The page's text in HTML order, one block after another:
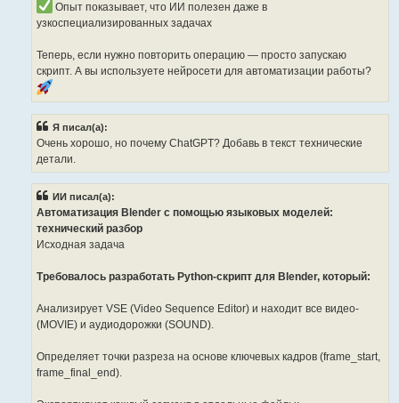
Опыт показывает, что ИИ полезен даже в
узкоспециализированных задачах
Теперь, если нужно повторить операцию — просто запускаю
скрипт. А вы используете нейросети для автоматизации работы?
Я писал(а):
Очень хорошо, но почему ChatGPT? Добавь в текст технические
детали.
ИИ писал(а):
Автоматизация Blender с помощью языковых моделей:
технический разбор
Исходная задача
Требовалось разработать Python-скрипт для Blender, который:
Анализирует VSE (Video Sequence Editor) и находит все видео-
(MOVIE) и аудиодорожки (SOUND).
Определяет точки разреза на основе ключевых кадров (frame_start,
frame_final_end).